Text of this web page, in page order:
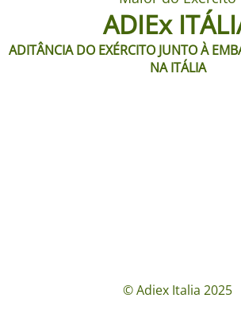
ADIEx
ADITÂNCIA DO EXÉRCITO JUNTO À
NA ITÁLIA
© Adiex Italia 2025